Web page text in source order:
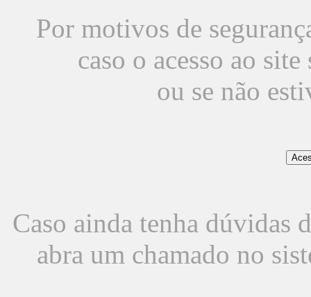
Por motivos de
caso o acesso ao
ou se não
Caso ainda tenha dúvidas
abra um chamado no